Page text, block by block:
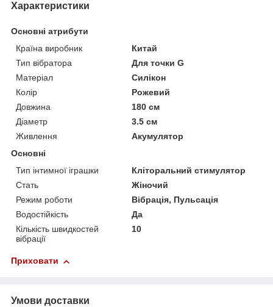
Характеристики
Основні атрибути
Країна виробник
Китай
Тип вібратора
Для точки G
Матеріал
Силікон
Колір
Рожевий
Довжина
180 см
Діаметр
3.5 см
Живлення
Акумулятор
Основні
Тип інтимної іграшки
Кліторальний стимулятор
Стать
Жіночий
Режим роботи
Вібрація, Пульсація
Водостійкість
Да
Кількість швидкостей
вібрації
10
Приховати
Умови доставки